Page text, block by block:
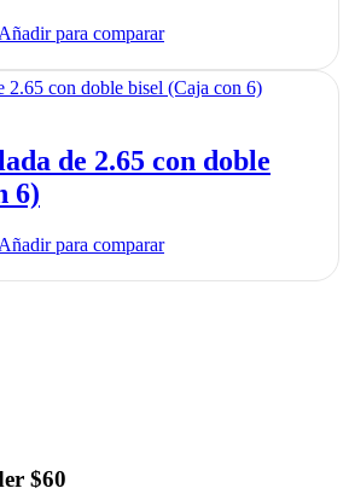
Añadir para comparar
de 2.65 con doble
6)
Añadir para comparar
$60